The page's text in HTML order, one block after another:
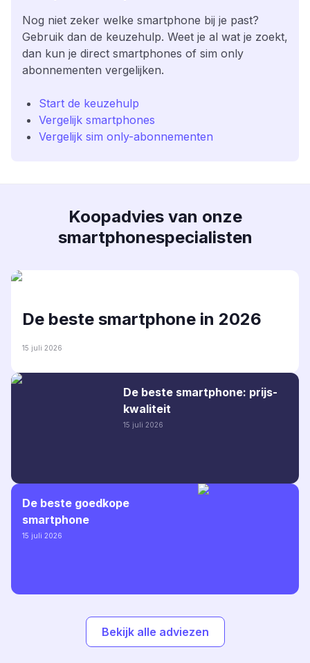
Nog niet zeker welke smartphone bij je past?
Gebruik dan de keuzehulp. Weet je al wat je zoekt,
dan kun je direct smartphones of sim only
abonnementen vergelijken.
Start de keuzehulp
Vergelijk smartphones
Vergelijk sim only-abonnementen
Koopadvies van onze
smartphonespecialisten
De beste smartphone in 2026
15 juli 2026
De beste smartphone: prijs-
kwaliteit
15 juli 2026
De beste goedkope
smartphone
15 juli 2026
Bekijk alle adviezen